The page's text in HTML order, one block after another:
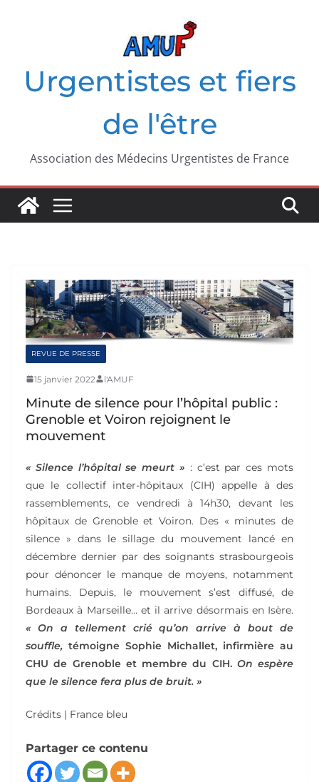
Urgentistes et fiers
de l'être
Association des Médecins Urgentistes de France
REVUE DE PRESSE
15 janvier 2022 l'AMUF
Minute de silence pour l’hôpital public :
Grenoble et Voiron rejoignent le
mouvement
« Silence l’hôpital se meurt » : c’est par ces mots
que le collectif inter-hôpitaux (CIH) appelle à des
rassemblements, ce vendredi à 14h30, devant les
hôpitaux de Grenoble et Voiron. Des « minutes de
silence » dans le sillage du mouvement lancé en
décembre dernier par des soignants strasbourgeois
pour dénoncer le manque de moyens, notamment
humains. Depuis, le mouvement s’est diffusé, de
Bordeaux à Marseille… et il arrive désormais en Isère.
« On a tellement crié qu’on arrive à bout de
souffle, témoigne Sophie Michallet, infirmière au
CHU de Grenoble et membre du CIH. On espère
que le silence fera plus de bruit. »
Crédits | France bleu
Partager ce contenu